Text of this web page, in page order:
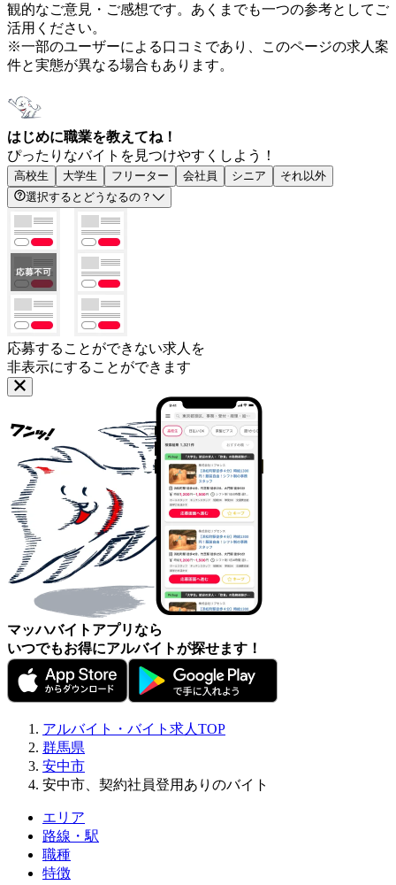
観的なご意見・ご感想です。あくまでも一つの参考としてご
活用ください。
※一部のユーザーによる口コミであり、このページの求人案
件と実態が異なる場合もあります。
はじめに職業を教えてね！
ぴったりなバイトを見つけやすくしよう！
高校生 大学生 フリーター 会社員 シニア
それ以外
選択するとどうなるの？
応募することができない求人を
非表示にすることができます
マッハバイトアプリなら
いつでもお得にアルバイトが探せます！
アルバイト・バイト求人TOP
群馬県
安中市
安中市、契約社員登用ありのバイト
エリア
路線・駅
職種
特徴